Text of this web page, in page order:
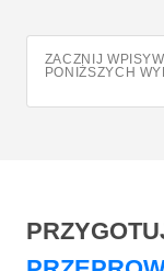
ZACZNIJ
PONIŻSZYCH